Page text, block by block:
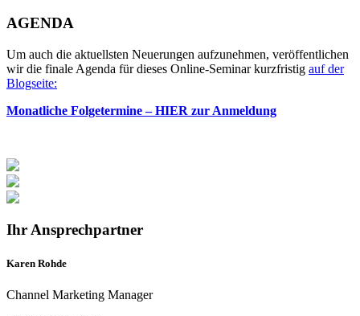
AGENDA
Um auch die aktuellsten Neuerungen aufzunehmen, veröffentlichen
wir die finale Agenda für dieses Online-Seminar kurzfristig auf der
Blogseite:
Monatliche Folgetermine – HIER zur Anmeldung
Ihr Ansprechpartner
Karen Rohde
Channel Marketing Manager